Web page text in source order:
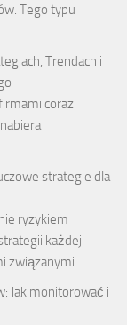
Tego typu
Trendach i
coraz
strategie dla
ryzykiem
każdej
związanymi …
Jak monitorować i